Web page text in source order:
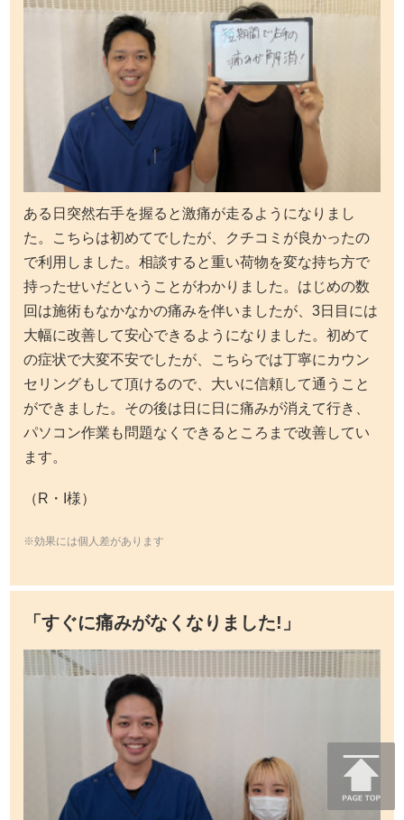
ある日突然右手を握ると激痛が走るようになりまし
た。こちらは初めてでしたが、クチコミが良かったの
で利用しました。相談すると重い荷物を変な持ち方で
持ったせいだということがわかりました。はじめの数
回は施術もなかなかの痛みを伴いましたが、3日目には
大幅に改善して安心できるようになりました。初めて
の症状で大変不安でしたが、こちらでは丁寧にカウン
セリングもして頂けるので、大いに信頼して通うこと
ができました。その後は日に日に痛みが消えて行き、
パソコン作業も問題なくできるところまで改善してい
ます。
（R・I様）
※効果には個人差があります
「すぐに痛みがなくなりました!」